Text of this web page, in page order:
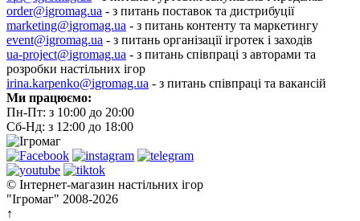
order@igromag.ua - з питань поставок та дистрибуції
marketing@igromag.ua - з питань контенту та маркетингу
event@igromag.ua - з питань організації ігротек і заходів
ua-project@igromag.ua - з питань співпраці з авторами та
розробки настільних ігор
irina.karpenko@igromag.ua - з питань співпраці та вакансій
Ми працюємо:
Пн-Пт: з 10:00 до 20:00
Сб-Нд: з 12:00 до 18:00
© Інтернет-магазин настільних ігор
"Ігромаг" 2008-2026
↑